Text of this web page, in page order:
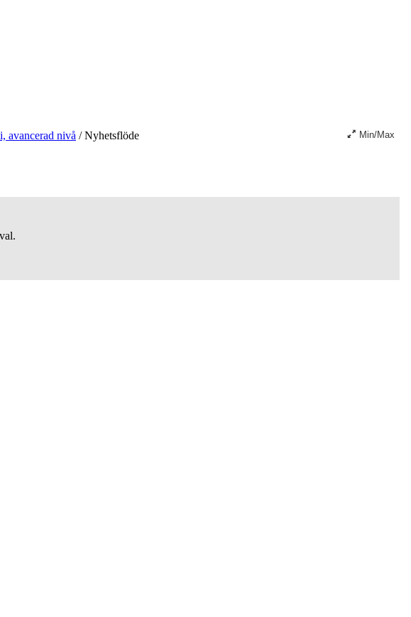
avancerad nivå /Nyhetsflöde Min/Max